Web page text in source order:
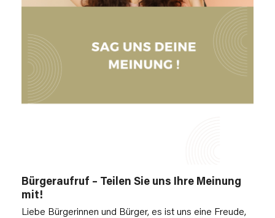
Bürgeraufruf – Teilen Sie uns Ihre Meinung
mit!
Liebe Bürgerinnen und Bürger, es ist uns eine Freude,